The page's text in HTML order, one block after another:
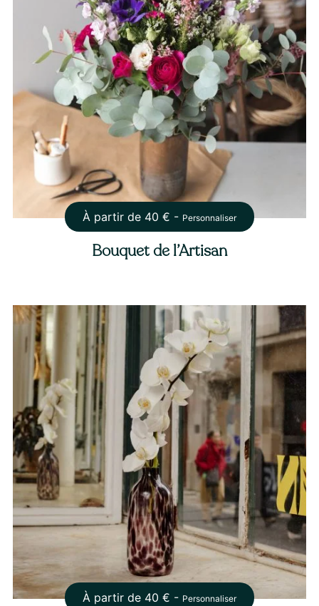
À partir de 40 € - Personnaliser
Bouquet de l’Artisan
À partir de 40 € - Personnaliser